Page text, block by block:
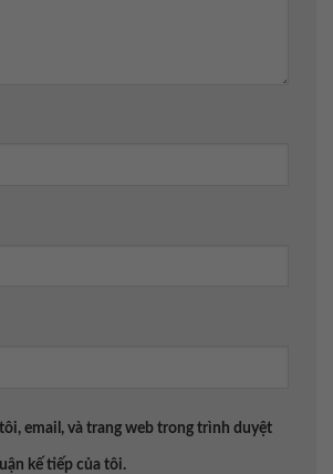
email, và trang web trong trình duyệt
kế tiếp của tôi.